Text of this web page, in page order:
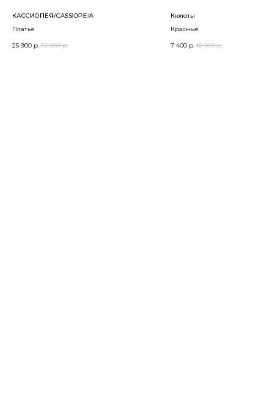
КАССИОПЕЯ/CASSIOPEIA
Платье
25 900 р. 72 000 р.
Кюлоты
Красные
7 400 р. 12 000 р.